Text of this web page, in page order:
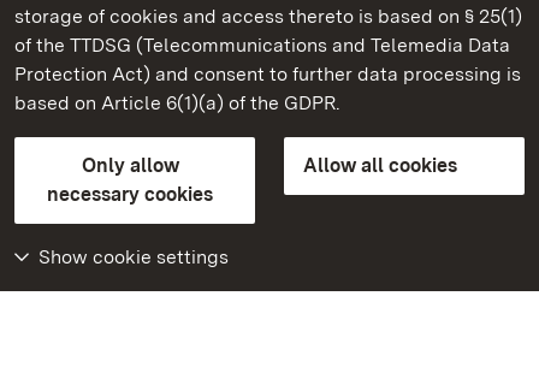
storage of cookies and access thereto is based on § 25(1)
of the TTDSG (Telecommunications and Telemedia Data
Protection Act) and consent to further data processing is
based on Article 6(1)(a) of the GDPR.
Only allow
necessary cookies
Allow all cookies
Show cookie settings
Ludwigsburg Residential Palace
State Palaces and Gardens of Baden-Wuerttemberg
Contact usFAQMasthead
Declaration on barrier-free access
BITV-konform (geprüfte Seiten)